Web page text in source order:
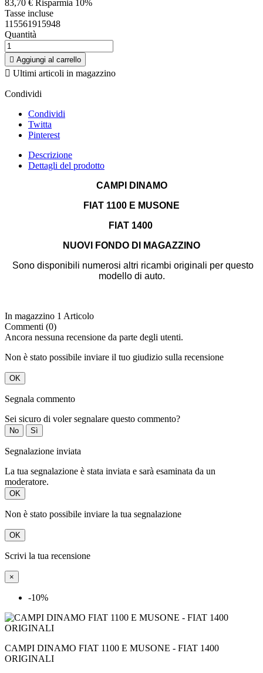
83,70 € Risparmia 10%
Tasse incluse
115561915948
Quantità
 Aggiungi al carrello
 Ultimi articoli in magazzino
Condividi
Condividi
Twitta
Pinterest
Descrizione
Dettagli del prodotto
CAMPI DINAMO
FIAT 1100 E MUSONE
FIAT 1400
NUOVI FONDO DI MAGAZZINO
Sono disponibili numerosi altri ricambi originali per questo
modello di auto.
In magazzino 1 Articolo
Commenti (0)
Ancora nessuna recensione da parte degli utenti.
Non è stato possibile inviare il tuo giudizio sulla recensione
OK
Segnala commento
Sei sicuro di voler segnalare questo commento?
No Sì
Segnalazione inviata
La tua segnalazione è stata inviata e sarà esaminata da un
moderatore.
OK
Non è stato possibile inviare la tua segnalazione
OK
Scrivi la tua recensione
×
-10%
CAMPI DINAMO FIAT 1100 E MUSONE - FIAT 1400
ORIGINALI